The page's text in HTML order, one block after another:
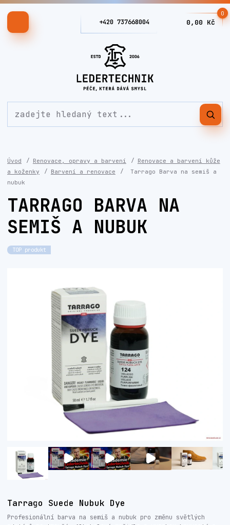
+420 737668004
0
0,00 Kč
Úvod Renovace, opravy a barvení
Renovace a barvení kůže
a koženky
Barvení a renovace
Tarrago Barva na semiš a
nubuk
TARRAGO BARVA NA
SEMIŠ A NUBUK
TOP produkt
Tarrago Suede Nubuk Dye
Profesionální barva na semiš a nubuk pro změnu světlých